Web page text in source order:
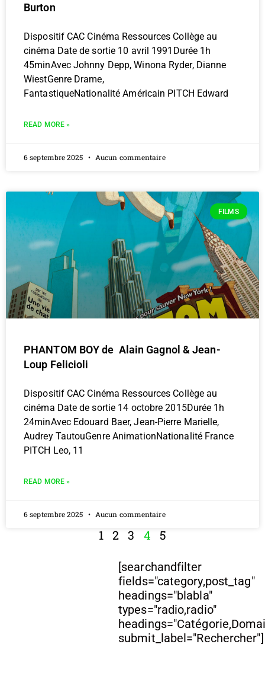
Burton
Dispositif CAC Cinéma Ressources Collège au
cinéma Date de sortie 10 avril 1991Durée 1h
45minAvec Johnny Depp, Winona Ryder, Dianne
WiestGenre Drame,
FantastiqueNationalité Américain PITCH Edward
READ MORE »
6 septembre 2025 Aucun commentaire
FILMS
PHANTOM BOY de Alain Gagnol & Jean-
Loup Felicioli
Dispositif CAC Cinéma Ressources Collège au
cinéma Date de sortie 14 octobre 2015Durée 1h
24minAvec Edouard Baer, Jean-Pierre Marielle,
Audrey TautouGenre AnimationNationalité France
PITCH Leo, 11
READ MORE »
6 septembre 2025 Aucun commentaire
1 2 3 4 5
[searchandfilter
fields="category,post_tag"
headings="blabla"
types="radio,radio"
submit_label="Rechercher"]